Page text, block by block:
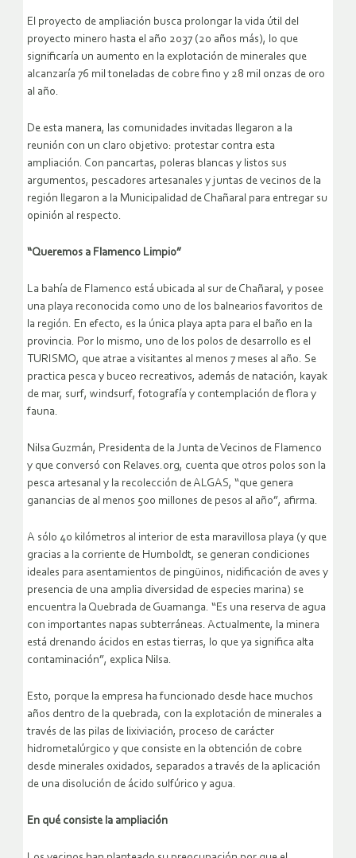
El proyecto de ampliación busca prolongar la vida útil del
proyecto minero hasta el año 2037 (20 años más), lo que
significaría un aumento en la explotación de minerales que
alcanzaría 76 mil toneladas de cobre fino y 28 mil onzas de oro
al año.
De esta manera, las comunidades invitadas llegaron a la
reunión con un claro objetivo: protestar contra esta
ampliación. Con pancartas, poleras blancas y listos sus
argumentos, pescadores artesanales y juntas de vecinos de la
región llegaron a la Municipalidad de Chañaral para entregar su
opinión al respecto.
“Queremos a Flamenco Limpio”
La bahía de Flamenco está ubicada al sur de Chañaral, y posee
una playa reconocida como uno de los balnearios favoritos de
la región. En efecto, es la única playa apta para el baño en la
provincia. Por lo mismo, uno de los polos de desarrollo es el
TURISMO, que atrae a visitantes al menos 7 meses al año. Se
practica pesca y buceo recreativos, además de natación, kayak
de mar, surf, windsurf, fotografía y contemplación de flora y
fauna.
Nilsa Guzmán, Presidenta de la Junta de Vecinos de Flamenco
y que conversó con Relaves.org, cuenta que otros polos son la
pesca artesanal y la recolección de ALGAS, “que genera
ganancias de al menos 500 millones de pesos al año”, afirma.
A sólo 40 kilómetros al interior de esta maravillosa playa (y que
gracias a la corriente de Humboldt, se generan condiciones
ideales para asentamientos de pingüinos, nidificación de aves y
presencia de una amplia diversidad de especies marina) se
encuentra la Quebrada de Guamanga. “Es una reserva de agua
con importantes napas subterráneas. Actualmente, la minera
está drenando ácidos en estas tierras, lo que ya significa alta
contaminación”, explica Nilsa.
Esto, porque la empresa ha funcionado desde hace muchos
años dentro de la quebrada, con la explotación de minerales a
través de las pilas de lixiviación, proceso de carácter
hidrometalúrgico y que consiste en la obtención de cobre
desde minerales oxidados, separados a través de la aplicación
de una disolución de ácido sulfúrico y agua.
En qué consiste la ampliación